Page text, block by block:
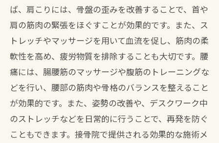
ば、肩こりには、骨盤の歪みを改善することで、首や
肩の筋肉の緊張をほぐすことが効果的です。また、ス
トレッチやマッサージを用いて血流を促し、筋肉の柔
軟性を高め、疲労物質を排除することも大切です。腰
痛には、腸腰筋のマッサージや腹筋のトレーニングな
どを行い、腰部の筋肉や骨格のバランスを整えること
が効果的です。また、姿勢の改善や、デスクワーク中
のストレッチなどを日常的に行うことで、再発を防ぐ
こともできます。接骨院で提供される効果的な施術メ